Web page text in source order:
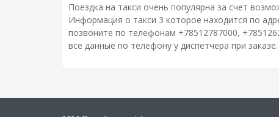
Поездка на такси очень популярна за счет
Информация о такси 3 которое находится по
позвоните по телефонам +78512787000,
все данные по телефону у диспетчера при